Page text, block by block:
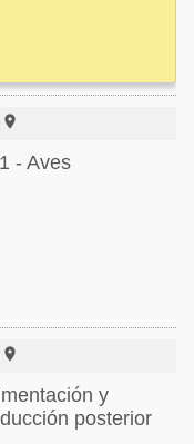

- Aves

y
posterior